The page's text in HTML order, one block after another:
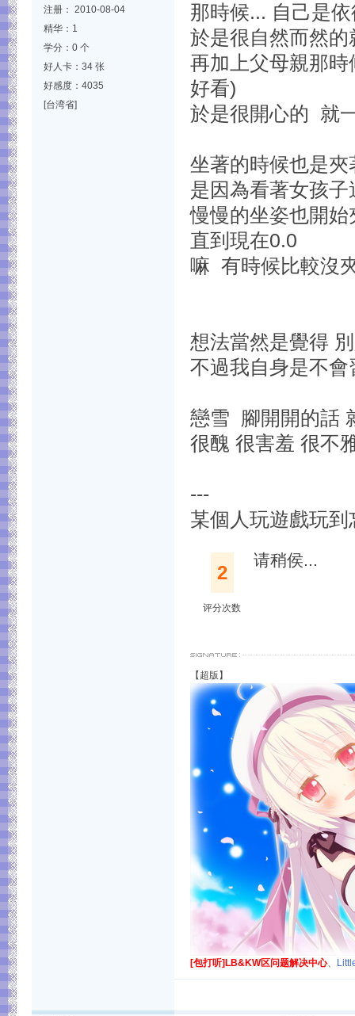
注册： 2010-08-04
精华：1
学分：0 个
好人卡：34 张
好感度：4035
[台湾省]
那時候... 自己是
於是很自然而然的
再加上父母親那
好看)
於是很開心的 就
坐著的時候也是
是因為看著女孩
慢慢的坐姿也開始
直到現在0.0
嘛 有時候比較沒
想法當然是覺得
不過我自身是不會
戀雪 腳開開的話
很醜 很害羞 很不
---
某個人玩遊戲玩
2
评分次数
请稍侯...
【超版】
[包打听]LB&KW区问题解决中心、